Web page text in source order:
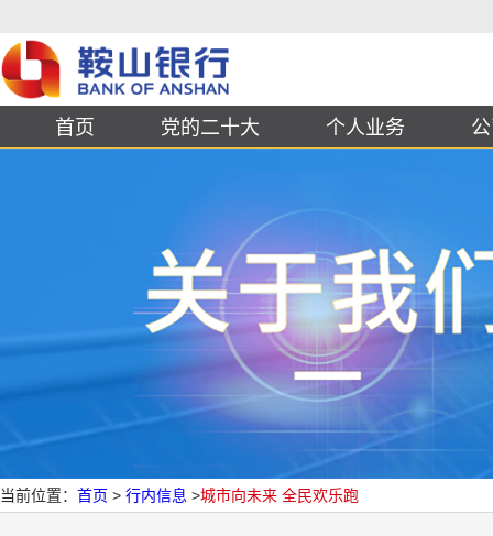
首页 党的二十大 个人业务
当前位置： 首页 > 行内信息 >城市向未来 全民欢乐跑